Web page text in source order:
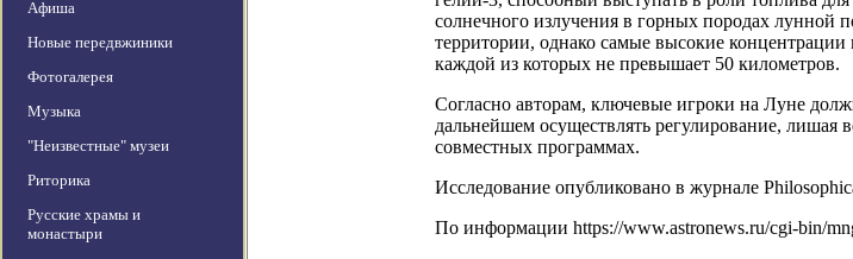
Афиша
Новые передвжиники
Фотогалерея
Музыка
"Неизвестные" музеи
Риторика
Русские храмы и
монастыри
солнечного излучения в горных породах лунной
территории, однако самые высокие
каждой из которых не превышает 50 километров.
Согласно авторам, ключевые игроки на Луне
дальнейшем осуществлять регулирование,
совместных программах.
Исследование опубликовано в журнале
По информации https://www.astronews.ru/cgi-bin/